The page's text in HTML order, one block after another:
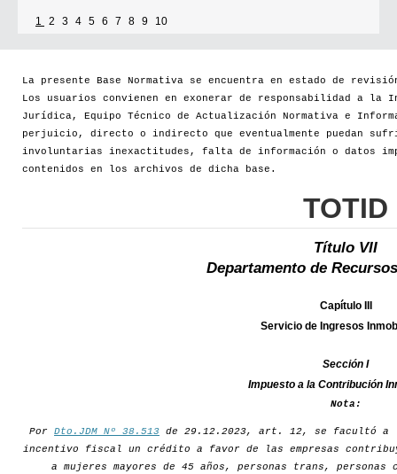
1 2 3 4 5 6 7 8 9 10
La presente Base Normativa se encuentra en estado de
Los usuarios convienen en exonerar de responsabilidad a la
Jurídica, Equipo Técnico de Actualización Normativa e
perjuicio, directo o indirecto que eventualmente puedan
involuntarias inexactitudes, falta de información o datos
contenidos en los archivos de dicha base.
TOTID
Título VII
Departamento de
Capítulo III
Servicio de Ingresos
Sección I
Impuesto a la Contribución
Nota:
Por Dto.JDM Nº 38.513 de 29.12.2023, art. 12, se facultó a
incentivo fiscal un crédito a favor de las empresas
a mujeres mayores de 45 años, personas trans,